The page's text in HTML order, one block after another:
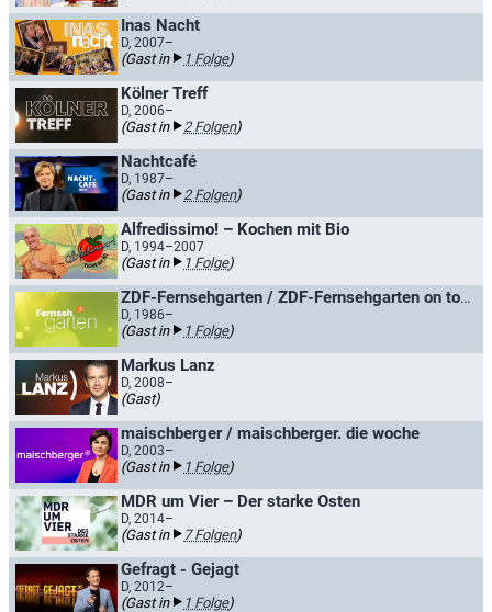
Inas Nacht
D, 2007–
(Gast in 1 Folge)
Kölner Treff
D, 2006–
(Gast in 2 Folgen)
Nachtcafé
D, 1987–
(Gast in 2 Folgen)
Alfredissimo! – Kochen mit Bio
D, 1994–2007
(Gast in 1 Folge)
ZDF-Fernsehgarten / ZDF-Fernsehgarten on tour
D, 1986–
(Gast in 1 Folge)
Markus Lanz
D, 2008–
(Gast)
maischberger / maischberger. die woche
D, 2003–
(Gast in 1 Folge)
MDR um Vier – Der starke Osten
D, 2014–
(Gast in 7 Folgen)
Gefragt - Gejagt
D, 2012–
(Gast in 1 Folge)